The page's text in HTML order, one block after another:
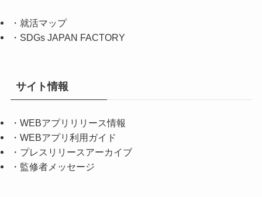
・ 就活マップ
・ SDGs JAPAN FACTORY
サイト情報
・ WEBアプリリリース情報
・ WEBアプリ利用ガイド
・ プレスリリースアーカイブ
・ 監修者メッセージ